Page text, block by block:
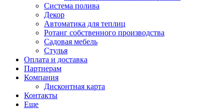
Система полива
Декор
Автоматика для теплиц
Ротанг собственного производства
Садовая мебель
Стулья
Оплата и доставка
Партнерам
Компания
Дисконтная карта
Контакты
Еще